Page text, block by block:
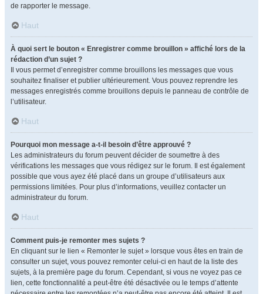
de rapporter le message.
Haut
À quoi sert le bouton « Enregistrer comme brouillon » affiché lors de la
rédaction d’un sujet ?
Il vous permet d’enregistrer comme brouillons les messages que vous
souhaitez finaliser et publier ultérieurement. Vous pouvez reprendre les
messages enregistrés comme brouillons depuis le panneau de contrôle de
l’utilisateur.
Haut
Pourquoi mon message a-t-il besoin d’être approuvé ?
Les administrateurs du forum peuvent décider de soumettre à des
vérifications les messages que vous rédigez sur le forum. Il est également
possible que vous ayez été placé dans un groupe d’utilisateurs aux
permissions limitées. Pour plus d’informations, veuillez contacter un
administrateur du forum.
Haut
Comment puis-je remonter mes sujets ?
En cliquant sur le lien « Remonter le sujet » lorsque vous êtes en train de
consulter un sujet, vous pouvez remonter celui-ci en haut de la liste des
sujets, à la première page du forum. Cependant, si vous ne voyez pas ce
lien, cette fonctionnalité a peut-être été désactivée ou le temps d’attente